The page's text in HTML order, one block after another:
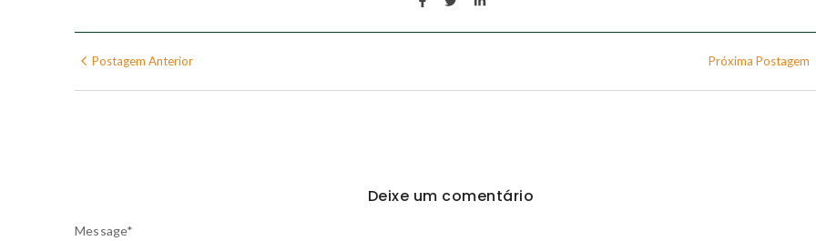
Postagem Anterior Próxima Postagem
Deixe um comentário
Message*